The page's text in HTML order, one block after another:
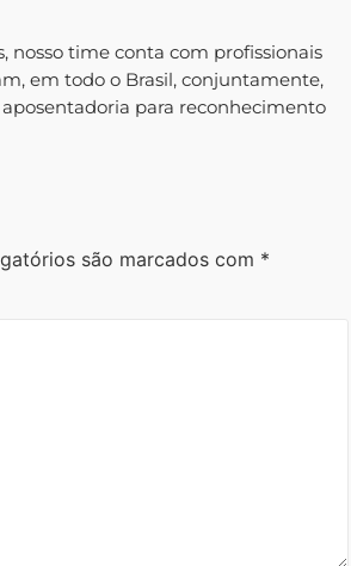
nosso time conta com profissionais
em todo o Brasil, conjuntamente,
para reconhecimento
são marcados com *